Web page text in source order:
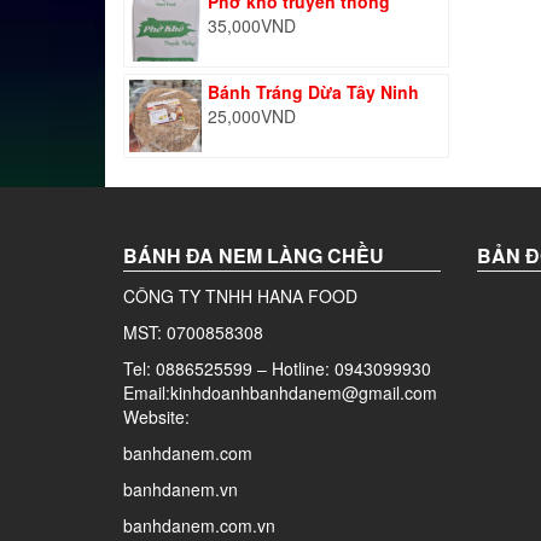
35,000VND
Bánh Tráng Dừa Tây Ninh
25,000VND
BÁNH ĐA NEM LÀNG CHỀU
CÔNG TY TNHH HANA FOOD
MST: 0700858308
Tel: 0886525599 – Hotline: 0943099930
Email:kinhdoanhbanhdanem@gmail.com
Website:
banhdanem.com
banhdanem.vn
banhdanem.com.vn
BẢN